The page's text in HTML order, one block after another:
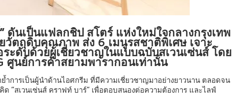
ดันเป็นแฟลกชิป สโตร์ แห่งใหม่ใจกลางกรุงเทพ
ตถุดิบคุณภาพ ส่ง 6 เมนูรสชาติพิเศษ เจาะ
ดับด้วยผู้เชี่ยวชาญในแบบฉบับสเวนเซ่นส์ โดย
ศูนย์การค้าสยามพารากอนเท่านั้น
ย้ำการเป็นผู้นำด้านไอศกรีม ที่มีความเชี่ยวชาญมาอย่างยาวนาน ตลอดจน
“สเวนเซ่นส์ คราฟท์ บาร์” เพื่อตอบสนองต่อความต้องการ และไลฟ์